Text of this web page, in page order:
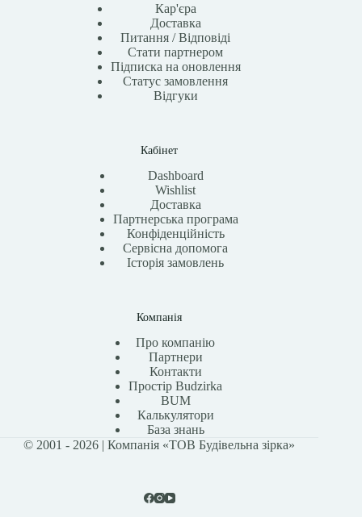
Кар'єра
Доставка
Питання / Відповіді
Стати партнером
Підписка на оновлення
Статус замовлення
Відгуки
Кабінет
Dashboard
Wishlist
Доставка
Партнерська програма
Конфіденційність
Сервісна допомога
Історія замовлень
Компанія
Про компанію
Партнери
Контакти
Простір Budzirka
BUM
Калькулятори
База знань
© 2001 - 2026 | Компанія «ТОВ Будівельна зірка»